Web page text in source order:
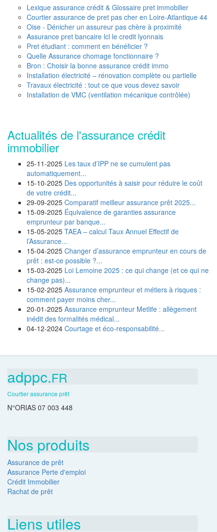
Lexique assurance crédit & Glossaire pret immobilier
Courtier assurance de pret pas cher en Loire-Atlantique 44
Oise - Dénicher un assureur pas chère à proximité
Assurance pret bancaire lcl le credit lyonnais
Pret étudiant : comment en bénéficier ?
Quelle Assurance chomage fonctionnaire ?
Bron : Choisir la bonne assurance crédit immo
Installation électricité – rénovation complète ou partielle
Travaux électricité : tout ce que vous devez savoir
Installation de VMC (ventilation mécanique contrôlée)
Actualités de l'assurance crédit
immobilier
25-11-2025 Les taux d’IPP ne se cumulent pas
automatiquement...
15-10-2025 Des opportunités à saisir pour réduire le coût
de votre crédit...
29-09-2025 Comparatif meilleur assurance prêt 2025...
15-09-2025 Équivalence de garanties assurance
emprunteur par banque...
15-05-2025 TAEA – calcul Taux Annuel Effectif de
l’Assurance...
15-04-2025 Changer d’assurance emprunteur en cours de
prêt : est-ce possible ?...
15-03-2025 Loi Lemoine 2025 : ce qui change (et ce qui ne
change pas)...
15-02-2025 Assurance emprunteur et métiers à risques :
comment payer moins cher...
20-01-2025 Assurance emprunteur Metlife : allègement
inédit des formalités médical...
04-12-2024 Courtage et éco-responsabilité...
adppc.FR
Courtier assurance prêt
N°ORIAS 07 003 448
Nos produits
Assurance de prêt
Assurance Perte d'emploi
Crédit Immobilier
Rachat de prêt
Liens utiles